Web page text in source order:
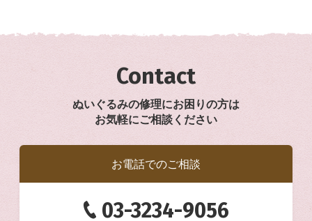
Contact
ぬいぐるみの修理にお困りの方は
お気軽にご相談ください
お電話でのご相談
03-3234-9056